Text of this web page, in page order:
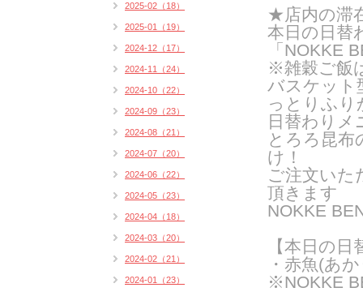
★店内の滞
本日の日替
「NOKKE
※雑穀ご飯
バスケット
っとりふり
日替わりメ
とろろ昆布
け！
ご注文いた
頂きます
NOKKE
【本日の日
・赤魚(あ
※NOKKE
2025-02（18）
2025-01（19）
2024-12（17）
2024-11（24）
2024-10（22）
2024-09（23）
2024-08（21）
2024-07（20）
2024-06（22）
2024-05（23）
2024-04（18）
2024-03（20）
2024-02（21）
2024-01（23）